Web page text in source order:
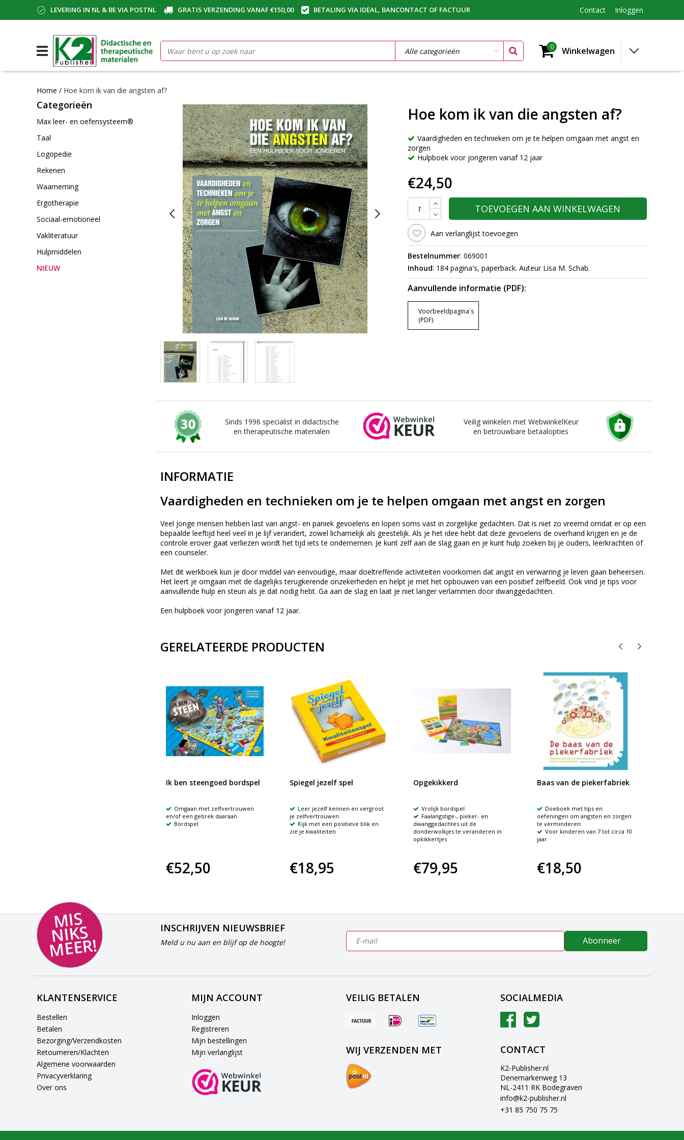
LEVERING IN NL & BE VIA POSTNL GRATIS VERZENDING VANAF €150,00 BETALING VIA IDEAL, BANCONTACT OF FACTUUR Contact Inloggen
0 Winkelwagen
Home / Hoe kom ik van die angsten af?
Categorieën
Max leer- en oefensysteem®
Taal
Logopedie
Rekenen
Waarneming
Ergotherapie
Sociaal-emotioneel
Vakliteratuur
Hulpmiddelen
NIEUW
Hoe kom ik van die angsten af?
Vaardigheden en technieken om je te helpen omgaan met angst en
zorgen
Hulpboek voor jongeren vanaf 12 jaar
€24,50
TOEVOEGEN AAN WINKELWAGEN
Aan verlanglijst toevoegen
Bestelnummer: 069001
Inhoud: 184 pagina's, paperback. Auteur Lisa M. Schab.
Aanvullende informatie (PDF):
Voorbeeldpagina`s
(PDF)
Sinds 1996 specialist in didactische
en therapeutische materialen
Veilig winkelen met WebwinkelKeur
en betrouwbare betaalopties
INFORMATIE
Vaardigheden en technieken om je te helpen omgaan met angst en zorgen
Veel jonge mensen hebben last van angst- en paniek gevoelens en lopen soms vast in zorgelijke gedachten. Dat is niet zo vreemd omdat er op een
bepaalde leeftijd heel veel in je lijf verandert, zowel lichamelijk als geestelijk. Als je het idee hebt dat deze gevoelens de overhand krijgen en je de
controle erover gaat verliezen wordt het tijd iets te ondernemen. Je kunt zelf aan de slag gaan en je kunt hulp zoeken bij je ouders, leerkrachten of
een counseler.
Met dit werkboek kun je door middel van eenvoudige, maar doeltreffende activiteiten voorkomen dat angst en verwarring je leven gaan beheersen.
Het leert je omgaan met de dagelijks terugkerende onzekerheden en helpt je met het opbouwen van een positief zelfbeeld. Ook vind je tips voor
aanvullende hulp en steun als je dat nodig hebt. Ga aan de slag en laat je niet langer verlammen door dwanggedachten.
Een hulpboek voor jongeren vanaf 12 jaar.
GERELATEERDE PRODUCTEN
Ik ben steengoed bordspel
Omgaan met zelfvertrouwen
en/of een gebrek daaraan
Bordspel
€52,50
Spiegel jezelf spel
Leer jezelf kennen en vergroot
je zelfvertrouwen
Kijk met een positieve blik en
zie je kwaliteiten
€18,95
Opgekikkerd
Vrolijk bordspel
Faalangstige-, pieker- en
dwanggedachtes uit de
donderwolkjes te veranderen in
opkikkertjes
€79,95
Baas van de piekerfabriek
Doeboek met tips en
oefeningen om angsten en zorgen
te verminderen
Voor kinderen van 7 tot circa 10
jaar
€18,50
MI
S
NI
K
S
M
E
E
R!
INSCHRIJVEN NIEUWSBRIEF
Meld u nu aan en blijf op de hoogte! Abonneer
KLANTENSERVICE
Bestellen
Betalen
Bezorging/Verzendkosten
Retourneren/Klachten
Algemene voorwaarden
Privacyverklaring
Over ons
MIJN ACCOUNT
Inloggen
Registreren
Mijn bestellingen
Mijn verlanglijst
VEILIG BETALEN
WIJ VERZENDEN MET
SOCIALMEDIA
CONTACT
K2-Publisher.nl
Denemarkenweg 13
NL-2411 RK Bodegraven
info@k2-publisher.nl
+31 85 750 75 75